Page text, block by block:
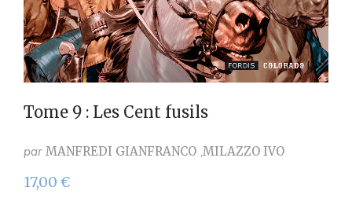
Tome 9 : Les Cent fusils
par MANFREDI GIANFRANCO MILAZZO IVO
17,00 €